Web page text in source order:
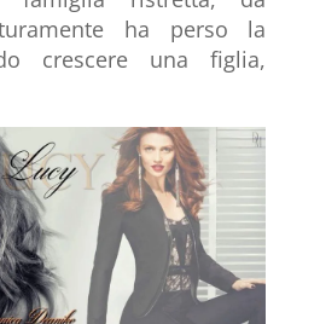
ha perso la
crescere una figlia,